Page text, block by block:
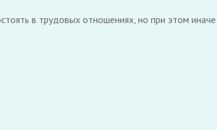
в трудовых отношениях, но при этом